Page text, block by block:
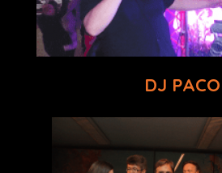
DJ PACO